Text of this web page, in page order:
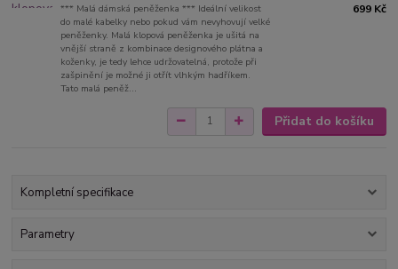
*** Malá dámská peněženka *** Ideální velikost
do malé kabelky nebo pokud vám nevyhovují velké
peněženky. Malá klopová peněženka je ušitá na
vnější straně z kombinace designového plátna a
koženky, je tedy lehce udržovatelná, protože při
zašpinění je možné ji otřít vlhkým hadříkem.
Tato malá peněž...
699 Kč
Přidat do košíku
Kompletní specifikace
Parametry